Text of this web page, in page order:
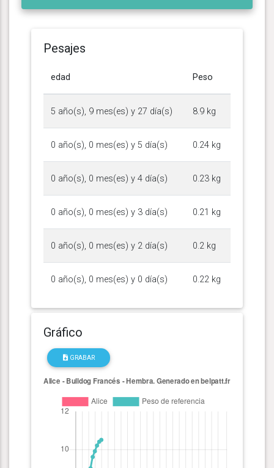
Pesajes
edad Peso
5 año(s), 9 mes(es) y 27 día(s) 8.9 kg
0 año(s), 0 mes(es) y 5 día(s) 0.24 kg
0 año(s), 0 mes(es) y 4 día(s) 0.23 kg
0 año(s), 0 mes(es) y 3 día(s) 0.21 kg
0 año(s), 0 mes(es) y 2 día(s) 0.2 kg
0 año(s), 0 mes(es) y 0 día(s) 0.22 kg
Gráfico
GRABAR